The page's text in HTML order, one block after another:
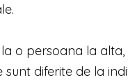
o persoana la
diferite de la